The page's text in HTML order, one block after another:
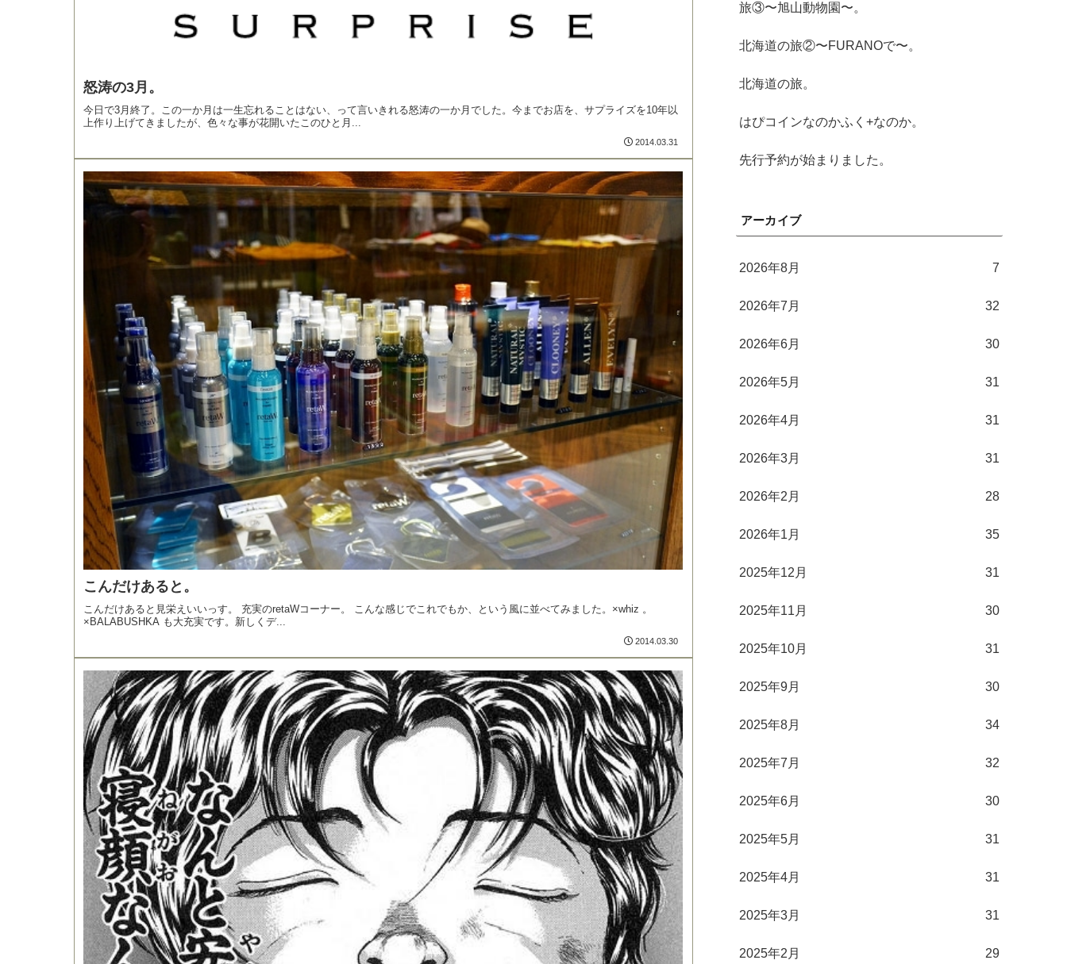
怒涛の3月。
今日で3月終了。この一か月は一生忘れることはない、って言いきれる怒涛の一か月でした。今までお店を、サプライズを10年以
上作り上げてきましたが、色々な事が花開いたこのひと月...
2014.03.31
こんだけあると。
こんだけあると見栄えいいっす。 充実のretaWコーナー。 こんな感じでこれでもか、という風に並べてみました。×whiz 。
×BALABUSHKA も大充実です。新しくデ...
2014.03.30
旅③〜旭山動物園〜。
北海道の旅②〜FURANOで〜。
北海道の旅。
はぴコインなのかふく+なのか。
先行予約が始まりました。
アーカイブ
2026年8月 7
2026年7月 32
2026年6月 30
2026年5月 31
2026年4月 31
2026年3月 31
2026年2月 28
2026年1月 35
2025年12月 31
2025年11月 30
2025年10月 31
2025年9月 30
2025年8月 34
2025年7月 32
2025年6月 30
2025年5月 31
2025年4月 31
2025年3月 31
2025年2月 29